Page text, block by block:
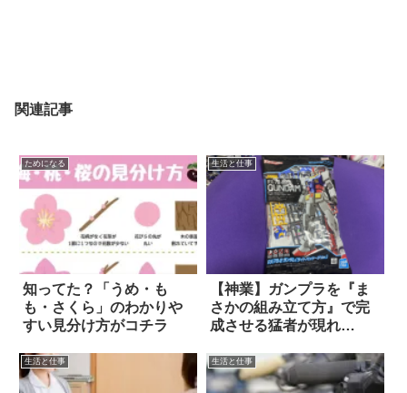
関連記事
ためになる
知ってた？「うめ・も
も・さくら」のわかりや
すい見分け方がコチラ
生活と仕事
【神業】ガンプラを『ま
さかの組み立て方』で完
成させる猛者が現れ
生活と仕事 生活と仕事